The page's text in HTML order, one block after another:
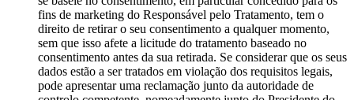
fins de marketing do Responsável pelo Tratamento, tem o
direito de retirar o seu consentimento a qualquer momento,
sem que isso afete a licitude do tratamento baseado no
consentimento antes da sua retirada. Se considerar que os seus
dados estão a ser tratados em violação dos requisitos legais,
pode apresentar uma reclamação junto da autoridade de